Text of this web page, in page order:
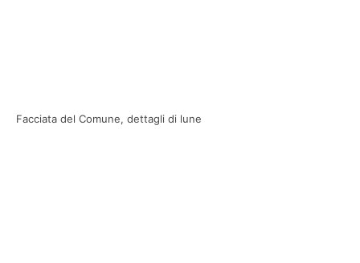
Facciata del Comune, dettagli di lune